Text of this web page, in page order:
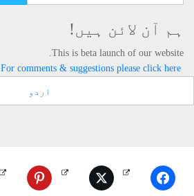
ہم آن لائن ہیں!
This is beta launch of our website.
For comments & suggestions please click here.
اردو